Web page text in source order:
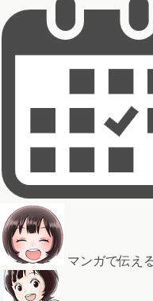
マンガで伝え